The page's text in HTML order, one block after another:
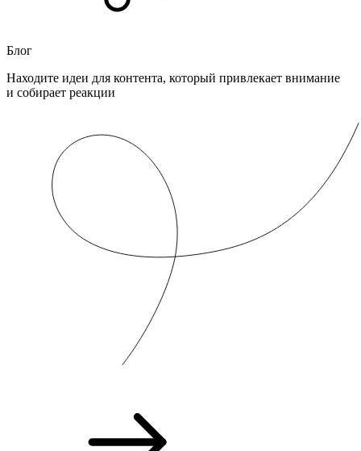
Блог
Находите идеи для контента, который привлекает внимание
и собирает реакции